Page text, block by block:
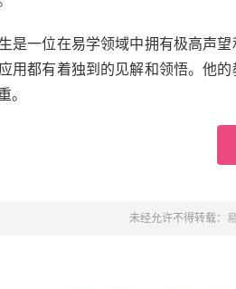
是一位在易学领域中拥有极高声
用都有着独到的见解和领悟。他
。
未经允许不得转载：